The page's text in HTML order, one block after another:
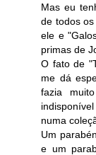
Mas eu
de todos os
ele e
primas de
O fato de
me dá
fazia
numa
Um
e um